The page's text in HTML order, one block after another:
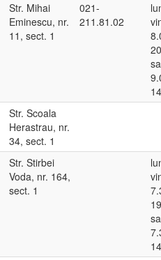
Str. Mihai
Eminescu, nr.
11, sect. 1
021-
211.81.02
Str. Scoala
Herastrau, nr.
34, sect. 1
Str. Stirbei
Voda, nr. 164,
sect. 1